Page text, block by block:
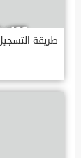
طريقة